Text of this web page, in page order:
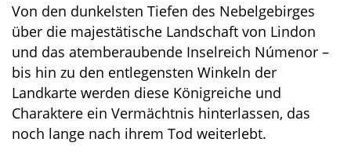
Von den dunkelsten Tiefen des Nebelgebirges
über die majestätische Landschaft von Lindon
und das atemberaubende Inselreich Númenor –
bis hin zu den entlegensten Winkeln der
Landkarte werden diese Königreiche und
Charaktere ein Vermächtnis hinterlassen, das
noch lange nach ihrem Tod weiterlebt.